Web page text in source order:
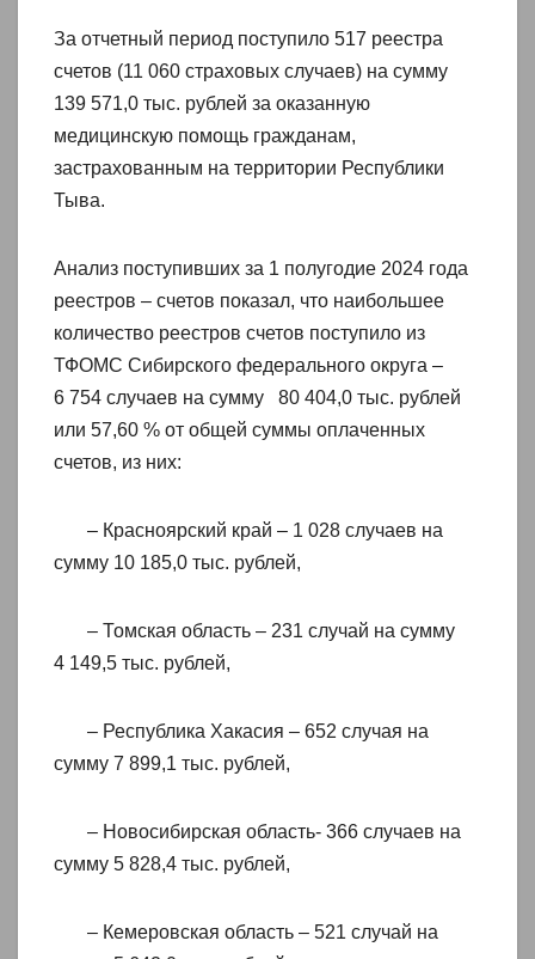
За отчетный период поступило 517 реестра
счетов (11 060 страховых случаев) на сумму
139 571,0 тыс. рублей за оказанную
медицинскую помощь гражданам,
застрахованным на территории Республики
Тыва.
Анализ поступивших за 1 полугодие 2024 года
реестров – счетов показал, что наибольшее
количество реестров счетов поступило из
ТФОМС Сибирского федерального округа –
6 754 случаев на сумму 80 404,0 тыс. рублей
или 57,60 % от общей суммы оплаченных
счетов, из них:
– Красноярский край – 1 028 случаев на
сумму 10 185,0 тыс. рублей,
– Томская область – 231 случай на сумму
4 149,5 тыс. рублей,
– Республика Хакасия – 652 случая на
сумму 7 899,1 тыс. рублей,
– Новосибирская область- 366 случаев на
сумму 5 828,4 тыс. рублей,
– Кемеровская область – 521 случай на